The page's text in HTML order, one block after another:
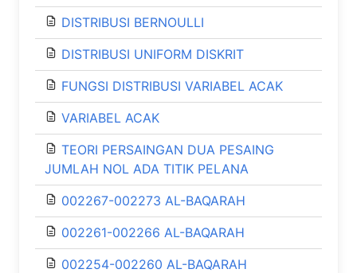
DISTRIBUSI BERNOULLI
DISTRIBUSI UNIFORM DISKRIT
FUNGSI DISTRIBUSI VARIABEL ACAK
VARIABEL ACAK
TEORI PERSAINGAN DUA PESAING
JUMLAH NOL ADA TITIK PELANA
002267-002273 AL-BAQARAH
002261-002266 AL-BAQARAH
002254-002260 AL-BAQARAH